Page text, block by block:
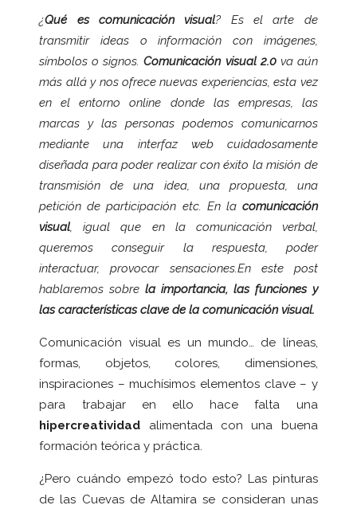
¿Qué es comunicación visual? Es el arte de
transmitir ideas o información con imágenes,
símbolos o signos.Comunicación visual 2.0va aún
más allá y nos ofrece nuevas experiencias, esta vez
en el entorno online donde las empresas, las
marcas y las personas podemos comunicarnos
mediante una interfaz web cuidadosamente
diseñada para poder realizar con éxito la misión de
transmisión de una idea, una propuesta, una
petición de participación etc. En la comunicación
visual, igual que en la comunicación verbal,
queremos conseguir la respuesta, poder
interactuar, provocar sensaciones.En este post
hablaremos sobrela importancia, las funciones y
las características clave de la comunicación visual.
Comunicación visual es un mundo… de líneas,
formas, objetos, colores, dimensiones,
inspiraciones – muchísimos elementos clave – y
para trabajar en ello hace falta una
hipercreatividad alimentada con una buena
formación teórica y práctica.
¿Pero cuándo empezó todo esto? Las pinturas
de las Cuevas de Altamira se consideran unas